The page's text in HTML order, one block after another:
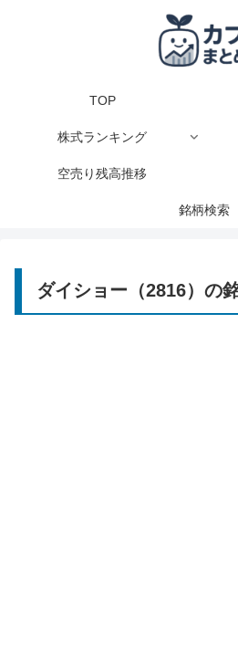
TOP
株式ランキング
空売り残高推移
銘柄検索
ダイショー（2816）の